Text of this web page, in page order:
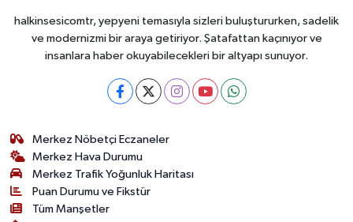
halkinsesicomtr, yepyeni temasıyla sizleri buluştururken, sadelik
ve modernizmi bir araya getiriyor. Şatafattan kaçınıyor ve
insanlara haber okuyabilecekleri bir altyapı sunuyor.
Merkez Nöbetçi Eczaneler
Merkez Hava Durumu
Merkez Trafik Yoğunluk Haritası
Puan Durumu ve Fikstür
Tüm Manşetler